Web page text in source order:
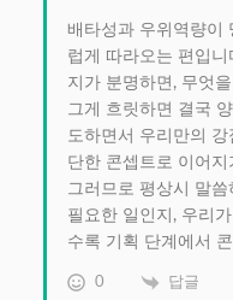
배타성과 우위역량이
럽게 따라오는 편입
지가 분명하면, 무엇
그게 흐릿하면 결국
도하면서 우리만의
단한 콘셉트로 이어지
그러므로 평상시 말
필요한 일인지, 우리
수록 기획 단계에서
0 답글